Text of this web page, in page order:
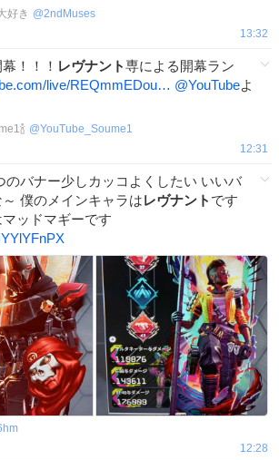
好き @2ndMuses
13:32
！！！ レヴナント専による開幕ラン
live/REQmmEDou… @YouTubeよ
@YouTube_Soume1
12:31
のバナー少しカッコよくしたい いいバ
僕のメインキャラはレヴナント です
ッドマギーです
12:28